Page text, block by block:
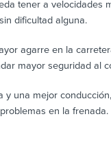
tener a velocidades
dificultad alguna.
agarre en la
mayor seguridad al
una mejor
en la frenada.